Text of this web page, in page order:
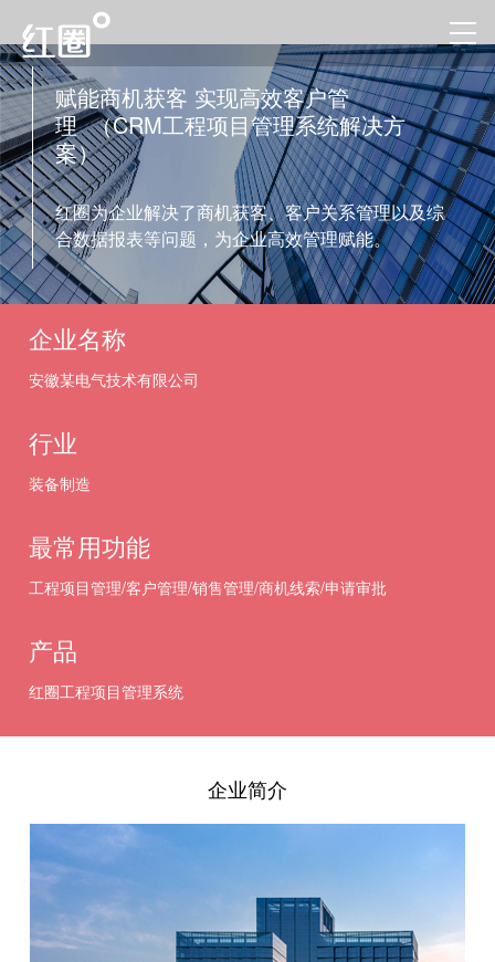
赋能商机获客 实现高效客户管
理 （CRM工程项目管理系统解决方
案）
红圈为企业解决了商机获客、客户关系管理以及综
合数据报表等问题，为企业高效管理赋能。
企业名称
安徽某电气技术有限公司
行业
装备制造
最常用功能
工程项目管理/客户管理/销售管理/商机线索/申请审批
产品
红圈工程项目管理系统
企业简介